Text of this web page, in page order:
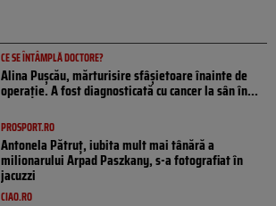
CE SE ÎNTÂMPLĂ DOCTORE?
Alina Pușcău, mărturisire sfâșietoare înainte de
operație. A fost diagnosticată cu cancer la sân în...
PROSPORT.RO
Antonela Pătruț, iubita mult mai tânără a
milionarului Arpad Paszkany, s-a fotografiat în
jacuzzi
CIAO.RO